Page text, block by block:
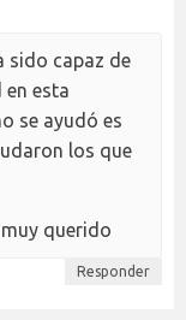
sido capaz de
esta
se ayudó es
los que
querido
Responder